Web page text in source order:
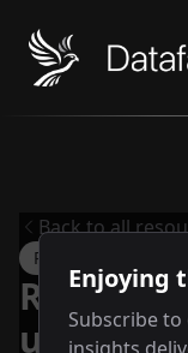
Datafalk
Enjoying
Subscribe
Back to all
Report - Strategy